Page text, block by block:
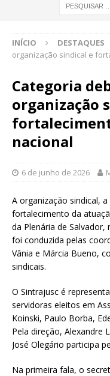
INÍCIO DESTAQUES
organização sindical e
Categoria
organização
nacional
6 de junho de 2026
A organização sindical,
fortalecimento da
da Plenária de Salvador,
foi conduzida pelas
Vânia e Márcia Bueno,
sindicais.
O Sintrajusc é
servidoras eleitos em
Koinski, Paulo Borba,
Pela direção, Alexandre
José Olegário participa
Na primeira fala, o